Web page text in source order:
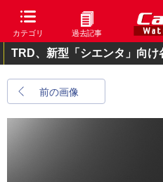
カテゴリ 過去記事
TRD、新型「シエンタ」向け
前の画像